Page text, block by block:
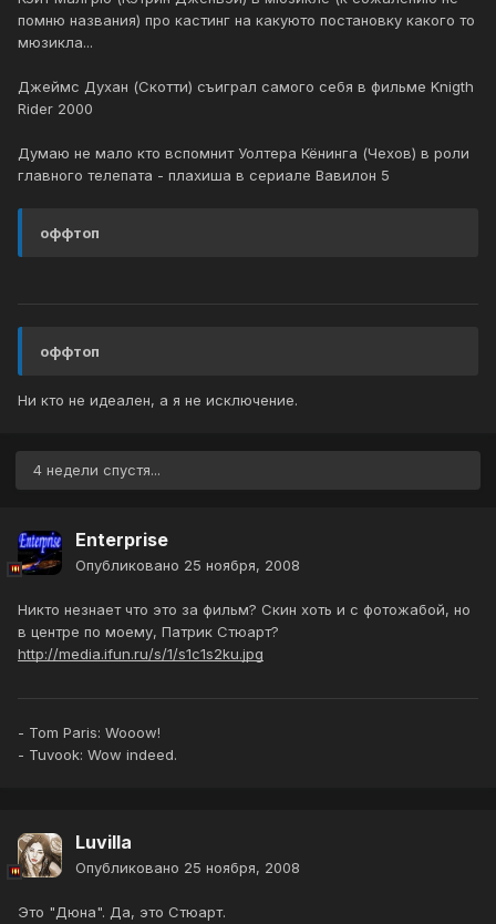
помню названия) про кастинг на какуюто постановку какого то
мюзикла...
Джеймс Духан (Скотти) съиграл самого себя в фильме Knigth
Rider 2000
Думаю не мало кто вспомнит Уолтера Кёнинга (Чехов) в роли
главного телепата - плахиша в сериале Вавилон 5
оффтоп
оффтоп
Ни кто не идеален, а я не исключение.
4 недели спустя...
Enterprise
Опубликовано 25 ноября, 2008
Никто незнает что это за фильм? Скин хоть и с фотожабой, но
в центре по моему, Патрик Стюарт?
http://media.ifun.ru/s/1/s1c1s2ku.jpg
- Tom Paris: Wooow!
- Tuvook: Wow indeed.
Luvilla
Опубликовано 25 ноября, 2008
Это "Дюна". Да, это Стюарт.